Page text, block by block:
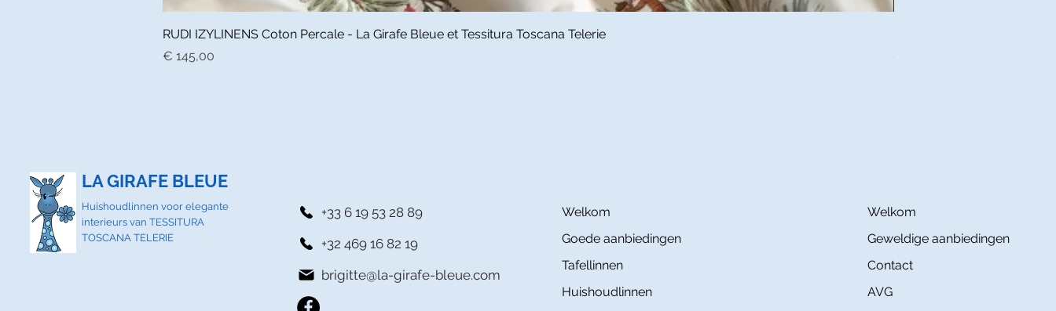
Snel overzicht
RUDI IZYLINENS Coton Percale - La Girafe Bleue et Tessitura Toscana Telerie
Prijs
€ 145,00
Prijs
€ 145,00
LA GIRAFE BLEUE
Huishoudlinnen voor elegante
interieurs van TESSITURA
TOSCANA TELERIE
+33 6 19 53 28 89
+32 469 16 82 19
brigitte@la-girafe-bleue.com
Welkom
Goede aanbiedingen
Tafellinnen
Huishoudlinnen
Welkom
Geweldige aanbiedingen
Contact
AVG